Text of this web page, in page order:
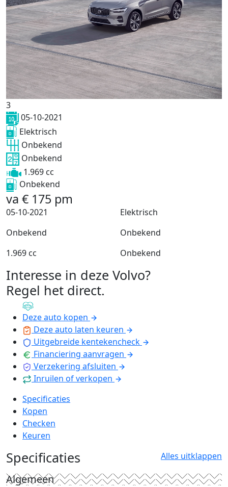
3
05-10-2021
Elektrisch
Onbekend
Onbekend
1.969 cc
Onbekend
va € 175 pm
05-10-2021
Elektrisch
Onbekend
Onbekend
1.969 cc
Onbekend
Interesse in deze Volvo?
Regel het direct.
Deze auto kopen
Deze auto laten keuren
Uitgebreide kentekencheck
Financiering aanvragen
Verzekering afsluiten
Inruilen of verkopen
Specificaties
Kopen
Checken
Keuren
Specificaties Alles uitklappen
Algemeen